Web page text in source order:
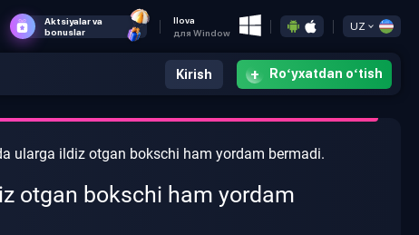
Aktsiyalar va
bonuslar
Ilova
для Window
UZ
Kirish + Roʻyxatdan oʻtish
ularga ildiz otgan bokschi ham yordam bermadi.
otgan bokschi ham yordam